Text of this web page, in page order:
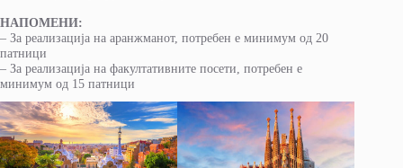
НАПОМЕНИ:
– За реализација на аранжманот, потребен е минимум од 20
патници
– За реализација на факултативните посети, потребен е
минимум од 15 патници